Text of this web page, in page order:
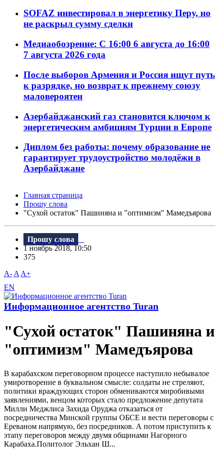
SOFAZ инвестировал в энергетику Перу, но
не раскрыл сумму сделки
Медиаобозрение: С 16:00 6 августа до 16:00
7 августа 2026 года
После выборов Армения и Россия ищут путь
к разрядке, но возврат к прежнему союзу
маловероятен
Азербайджанский газ становится ключом к
энергетическим амбициям Турции в Европе
Диплом без работы: почему образование не
гарантирует трудоустройство молодёжи в
Азербайджане
Главная страница
Прошу слова
"Сухой остаток" Пашиняна и "оптимизм" Мамедъярова
Прошу слова
1 ноябрь 2018, 10:50
375
A- A A+
EN
Информационное агентство Turan
"Сухой остаток" Пашиняна и
"оптимизм" Мамедъярова
B карабахском переговорном процессе наступило небывалое
умиротворение в буквальном смысле: солдаты не стреляют,
политики враждующих сторон обмениваются миробивыми
заявлениями, венцом которых стало предложение депутата
Милли Меджлиса Захида Оруджа отказаться от
посредничества Минской группы ОБСЕ и вести переговоры с
Ереваном напрямую, без посредников. А потом приступить к
этапу переговоров между двумя общинами Нагорного
Карабаха.Политолог Эльхан Ш...